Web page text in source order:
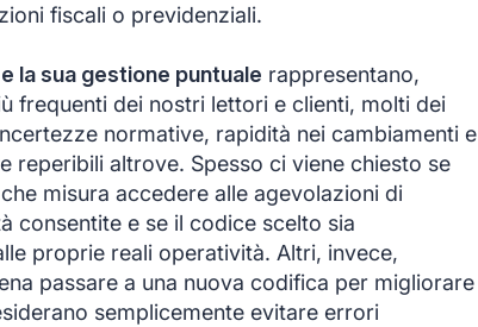
fiscali o previdenziali.
la sua gestione puntuale rappresentano,
frequenti dei nostri lettori e clienti, molti dei
normative, rapidità nei cambiamenti e
reperibili altrove. Spesso ci viene chiesto se
misura accedere alle agevolazioni di
consentite e se il codice scelto sia
proprie reali operatività. Altri, invece,
passare a una nuova codifica per migliorare
semplicemente evitare errori